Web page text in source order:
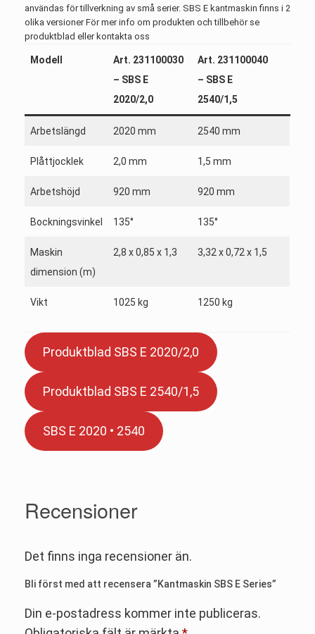
användas för tillverkning av små serier. SBS E kantmaskin finns i 2
olika versioner För mer info om produkten och tillbehör se
produktblad eller kontakta oss
Modell
Art. 231100030
– SBS E
2020/2,0
Art. 231100040
– SBS E
2540/1,5
Arbetslängd 2020 mm 2540 mm
Plåttjocklek 2,0 mm 1,5 mm
Arbetshöjd 920 mm 920 mm
Bockningsvinkel 135° 135°
Maskin
dimension (m)
2,8 x 0,85 x 1,3 3,32 x 0,72 x 1,5
Vikt 1025 kg 1250 kg
Produktblad SBS E 2020/2,0
Produktblad SBS E 2540/1,5
SBS E 2020 • 2540
Recensioner
Det finns inga recensioner än.
Bli först med att recensera ”Kantmaskin SBS E Series”
Din e-postadress kommer inte publiceras.